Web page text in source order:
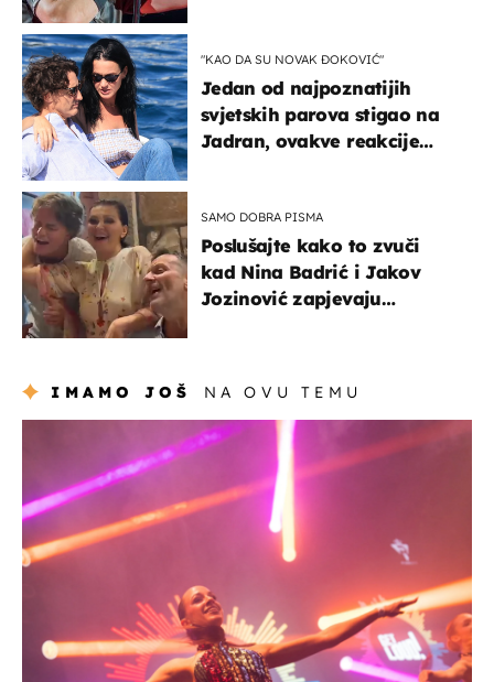
"KAO DA SU NOVAK ĐOKOVIĆ"
Jedan od najpoznatijih
svjetskih parova stigao na
Jadran, ovakve reakcije
SAMO DOBRA PISMA
Poslušajte kako to zvuči
kad Nina Badrić i Jakov
Jozinović zapjevaju
IMAMO JOŠ NA OVU TEMU